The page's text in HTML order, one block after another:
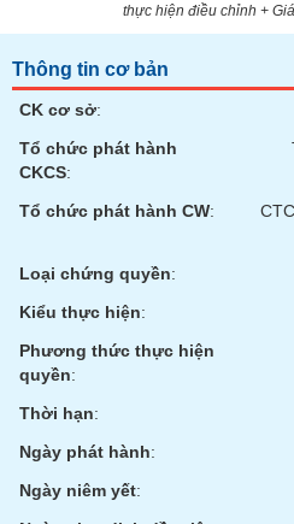
thực hiện điều chỉnh +
Thông tin cơ bản
CK cơ sở:
Tổ chức phát hành
CKCS:
Tổ chức phát hành CW:
Loại chứng quyền:
Kiểu thực hiện:
Phương thức thực hiện
quyền:
Thời hạn:
Ngày phát hành:
Ngày niêm yết: